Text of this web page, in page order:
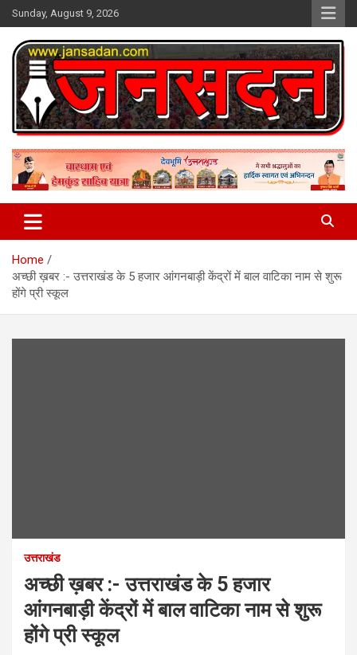
Skip
to
content
Sunday, August 9, 2026
Jan Sadan
Home
अच्छी ख़बर :- उत्तराखंड के 5 हजार आंगनबाड़ी केंद्रों में बाल वाटिका नाम से शुरू
होंगे प्री स्कूल
उत्तराखंड
अच्छी ख़बर :- उत्तराखंड के 5 हजार
आंगनबाड़ी केंद्रों में बाल वाटिका नाम से शुरू
होंगे प्री स्कूल